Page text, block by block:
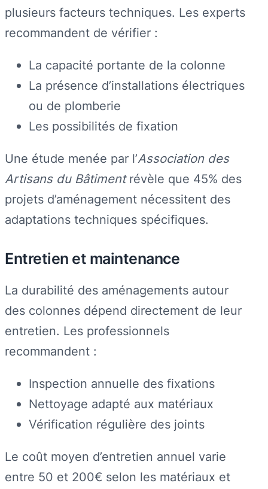
plusieurs facteurs techniques. Les experts
recommandent de vérifier :
La capacité portante de la colonne
La présence d’installations électriques
ou de plomberie
Les possibilités de fixation
Une étude menée par l’Association des
Artisans du Bâtimentrévèle que 45% des
projets d’aménagement nécessitent des
adaptations techniques spécifiques.
Entretien et maintenance
La durabilité des aménagements autour
des colonnes dépend directement de leur
entretien. Les professionnels
recommandent :
Inspection annuelle des fixations
Nettoyage adapté aux matériaux
Vérification régulière des joints
Le coût moyen d’entretien annuel varie
entre 50 et 200€ selon les matériaux et